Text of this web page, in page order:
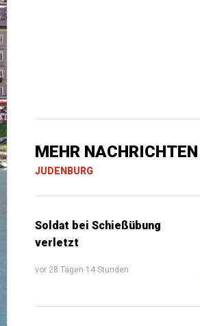
MEHR
JUDENBURG
Soldat bei Schießübung
verletzt
vor 28 Tagen 14 Stunden